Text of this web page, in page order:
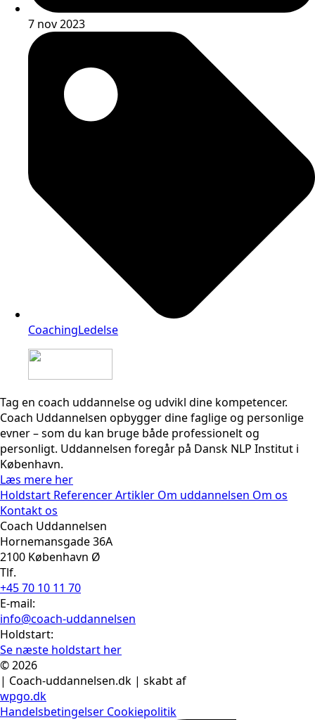
7 nov 2023
CoachingLedelse
Tag en coach uddannelse og udvikl dine kompetencer.
Coach Uddannelsen opbygger dine faglige og personlige
evner – som du kan bruge både professionelt og
personligt. Uddannelsen foregår på Dansk NLP Institut i
København.
Læs mere her
Holdstart ReferencerArtikler Om uddannelsen Om os
Kontakt os
Coach Uddannelsen
Hornemansgade 36A
2100 København Ø
Tlf.
+45 70 10 11 70
E-mail:
info@coach-uddannelsen
Holdstart:
Se næste holdstart her
© 2026
| Coach-uddannelsen.dk | skabt af
wpgo.dk
Handelsbetingelser Cookiepolitik